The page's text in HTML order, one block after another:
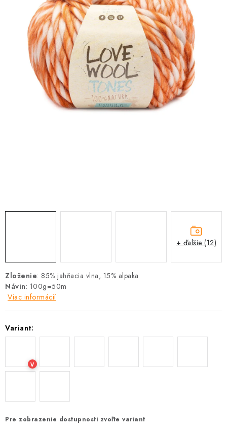
Zloženie: 85% jahňacia vlna, 15% alpaka
Návin: 100g=50m
Viac informácií
Variant:
V
Pre zobrazenie dostupnosti zvoľte variant
+ ďalšie (12)